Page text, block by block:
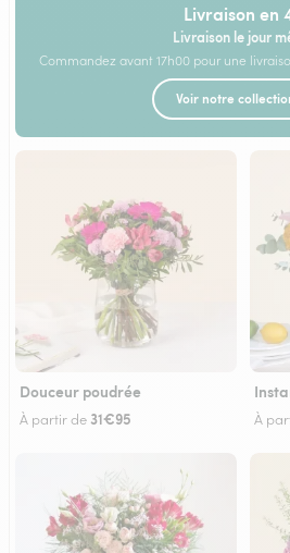
Livraison en
Livraison le jour
Commandez avant 17h00 pour une
Voir notre
Douceur poudrée
À partir de 31€95 À